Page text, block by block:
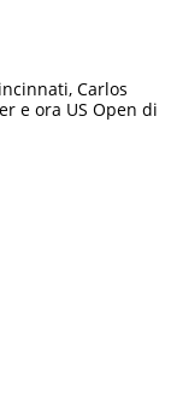
Carlos
e ora US Open di